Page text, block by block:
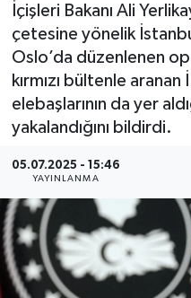
İçişleri Bakanı Ali
çetesine yönelik
Oslo’da düzenlenen
kırmızı bültenle
elebaşlarının da yer
yakalandığını bildirdi.
05.07.2025 - 15:46
YAYINLANMA
RESMİ REKLAMLAR
Egemax TV
Haber Arşivi